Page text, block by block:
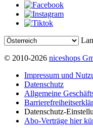
© 2010-2026 niceshops
Impressum und
Datenschutz
Allgemeine
Datenschutz-
Abo-Verträge hier